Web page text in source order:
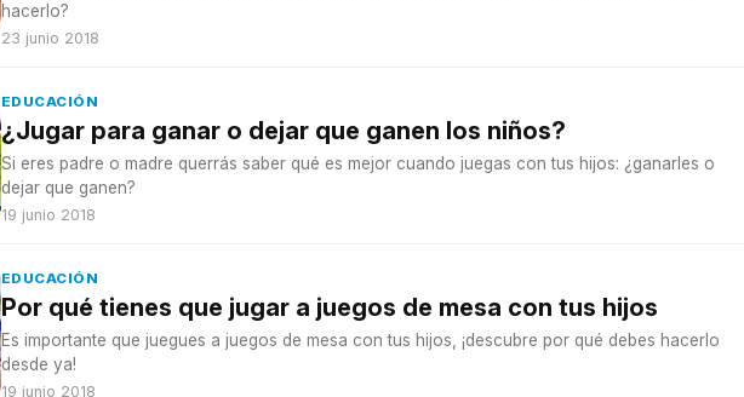
hacerlo?
23 junio 2018
EDUCACIÓN
¿Jugar para ganar o dejar que ganen los niños?
Si eres padre o madre querrás saber qué es mejor cuando juegas con tus hijos: ¿ganarles o
dejar que ganen?
19 junio 2018
EDUCACIÓN
Por qué tienes que jugar a juegos de mesa con tus hijos
Es importante que juegues a juegos de mesa con tus hijos, ¡descubre por qué debes hacerlo
desde ya!
19 junio 2018